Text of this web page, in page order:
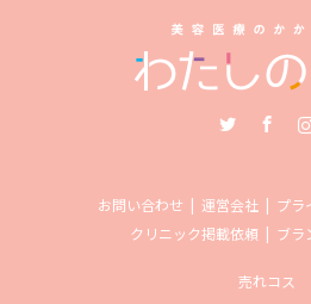
お問い合わせ 運営会社
プラ
クリニック掲載依頼
ブラ
売れコス